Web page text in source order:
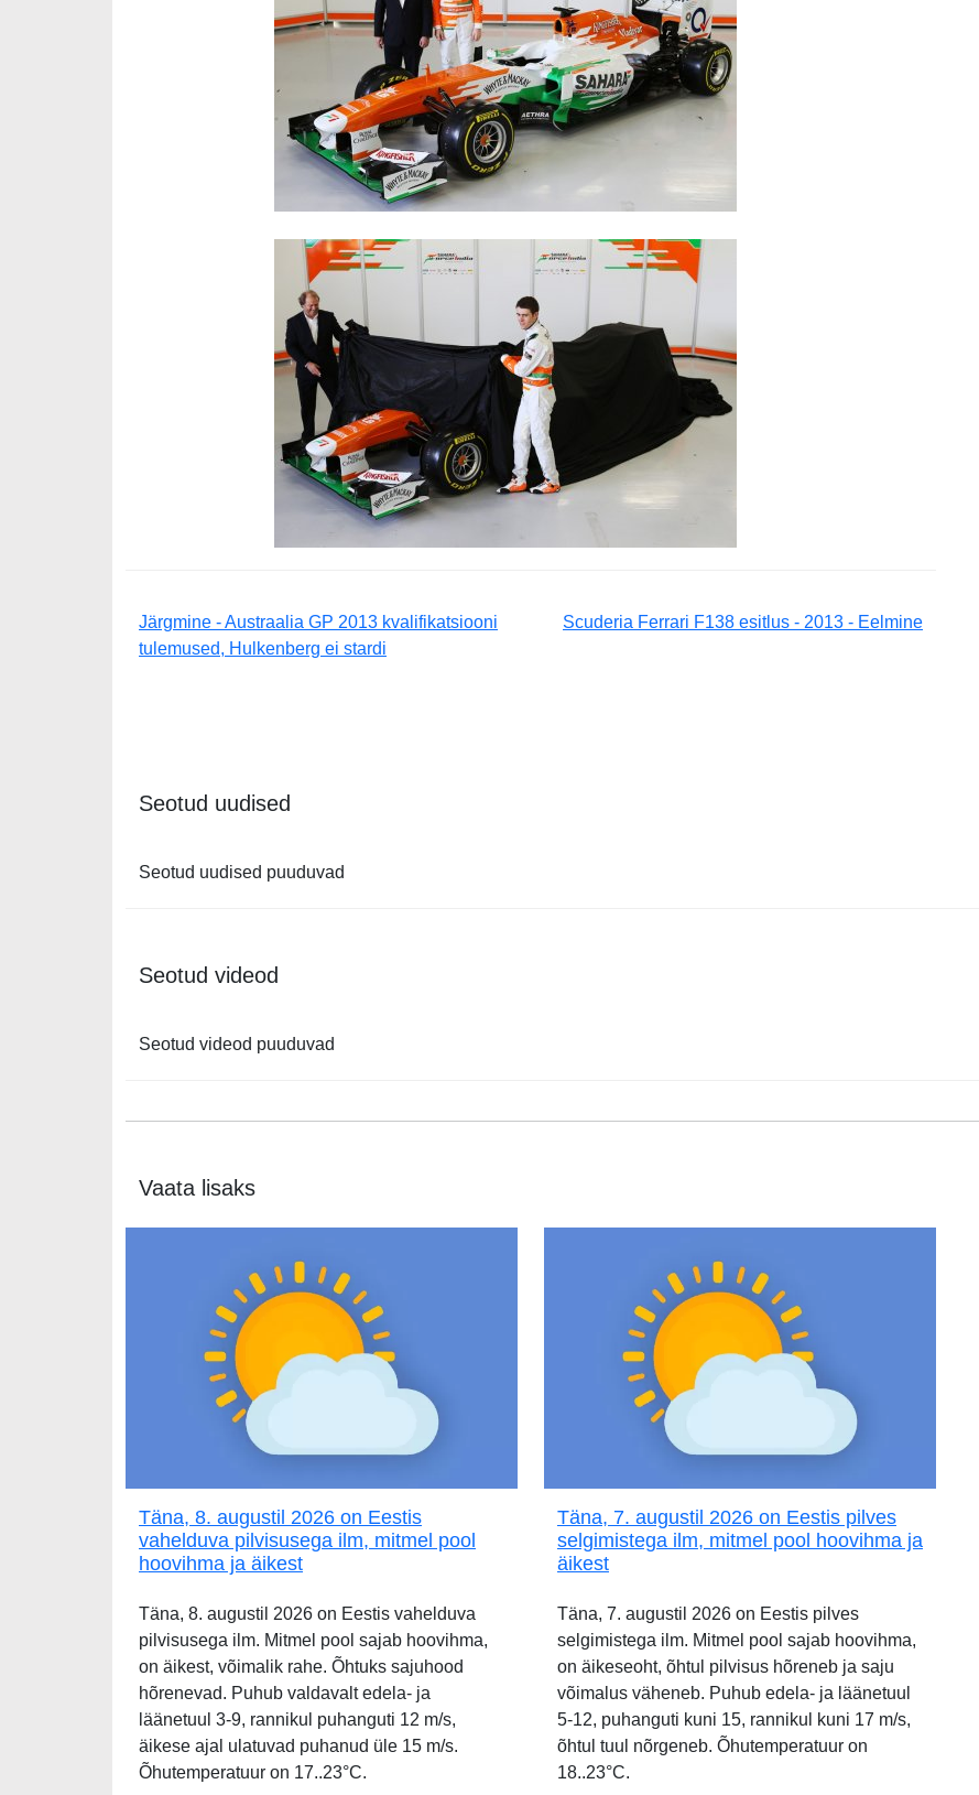
Järgmine - Austraalia GP 2013 kvalifikatsiooni
tulemused, Hulkenberg ei stardi
Scuderia Ferrari F138 esitlus - 2013 - Eelmine
Seotud uudised
Seotud uudised puuduvad
Seotud videod
Seotud videod puuduvad
Vaata lisaks
Täna, 8. augustil 2026 on Eestis
vahelduva pilvisusega ilm, mitmel pool
hoovihma ja äikest
Täna, 8. augustil 2026 on Eestis vahelduva
pilvisusega ilm. Mitmel pool sajab hoovihma,
on äikest, võimalik rahe. Õhtuks sajuhood
hõrenevad. Puhub valdavalt edela- ja
läänetuul 3-9, rannikul puhanguti 12 m/s,
äikese ajal ulatuvad puhanud üle 15 m/s.
Õhutemperatuur on 17..23°C.
Täna, 7. augustil 2026 on Eestis pilves
selgimistega ilm, mitmel pool hoovihma ja
äikest
Täna, 7. augustil 2026 on Eestis pilves
selgimistega ilm. Mitmel pool sajab hoovihma,
on äikeseoht, õhtul pilvisus hõreneb ja saju
võimalus väheneb. Puhub edela- ja läänetuul
5-12, puhanguti kuni 15, rannikul kuni 17 m/s,
õhtul tuul nõrgeneb. Õhutemperatuur on
18..23°C.